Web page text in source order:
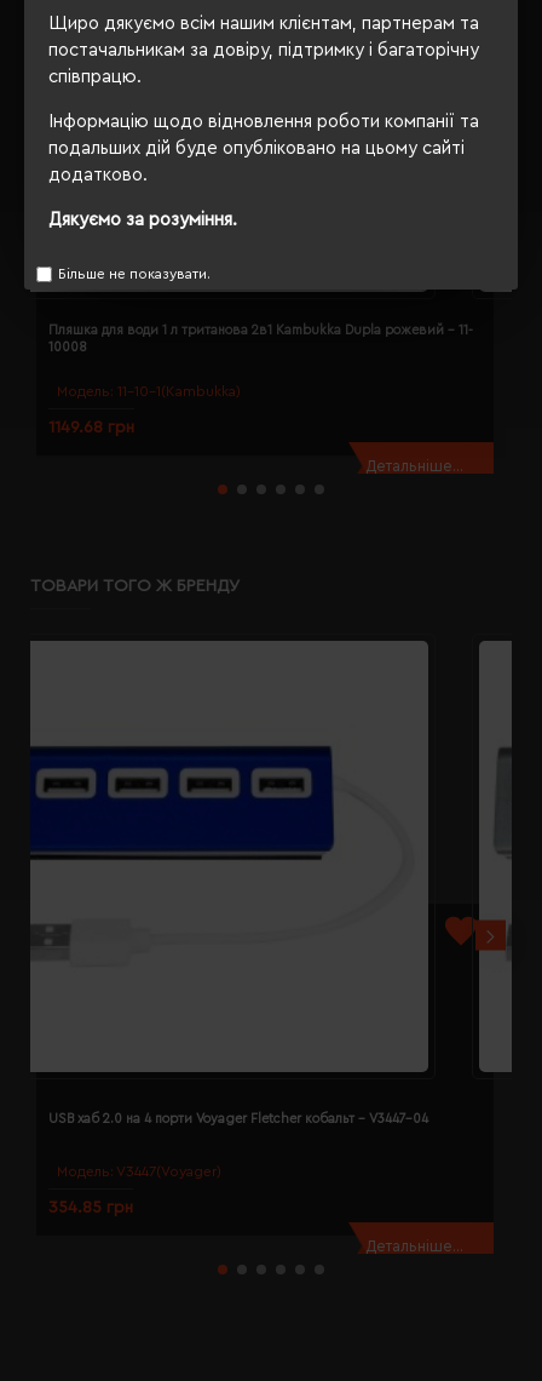
Щиро дякуємо всім нашим клієнтам, партнерам та
постачальникам за довіру, підтримку і багаторічну
співпрацю.
Інформацію щодо відновлення роботи компанії та
подальших дій буде опубліковано на цьому сайті
додатково.
Дякуємо за розуміння.
Більше не показувати.
Модель: 11-10-1(Kambukka)
Пляшка для води 1 л тританова 2в1 Kambukka Dupla рожевий - 11-
10008
1149.68 грн
Детальніше...
ТОВАРИ ТОГО Ж БРЕНДУ
Модель: V3447(Voyager)
USB хаб 2.0 на 4 порти Voyager Fletcher кобальт - V3447-04
354.85 грн
Детальніше...